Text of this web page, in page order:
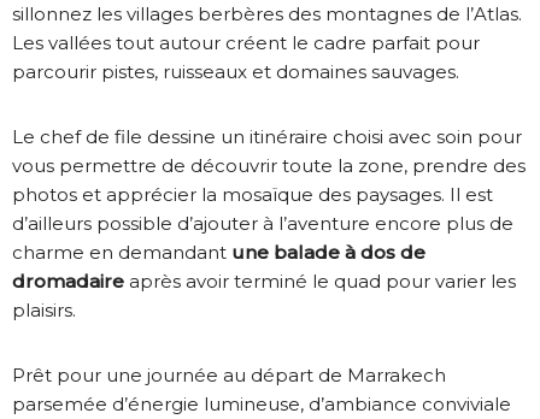
sillonnez les villages berbères des montagnes de l’Atlas.
Les vallées tout autour créent le cadre parfait pour
parcourir pistes, ruisseaux et domaines sauvages.
Le chef de file dessine un itinéraire choisi avec soin pour
vous permettre de découvrir toute la zone, prendre des
photos et apprécier la mosaïque des paysages. Il est
d’ailleurs possible d’ajouter à l’aventure encore plus de
charme en demandant une balade à dos de
dromadaire après avoir terminé le quad pour varier les
plaisirs.
Prêt pour une journée au départ de Marrakech
parsemée d’énergie lumineuse, d’ambiance conviviale